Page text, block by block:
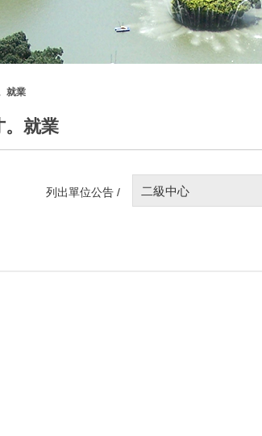
就業
。就業
列出單位公告 / 二級中心